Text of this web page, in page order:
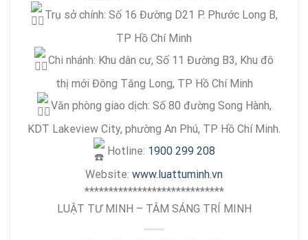
Trụ sở chính: Số 16 Đường D21 P. Phước Long B,
TP Hồ Chí Minh
Chi nhánh: Khu dân cư, Số 11 Đường B3, Khu đô
thị mới Đông Tăng Long, TP Hồ Chí Minh
Văn phòng giao dịch: Số 80 đường Song Hành,
KDT Lakeview City, phường An Phú, TP Hồ Chí Minh.
Hotline: 1900 299 208
Website: www.luattuminh.vn
*****************************
LUẬT TƯ MINH – TÂM SÁNG TRÍ MINH